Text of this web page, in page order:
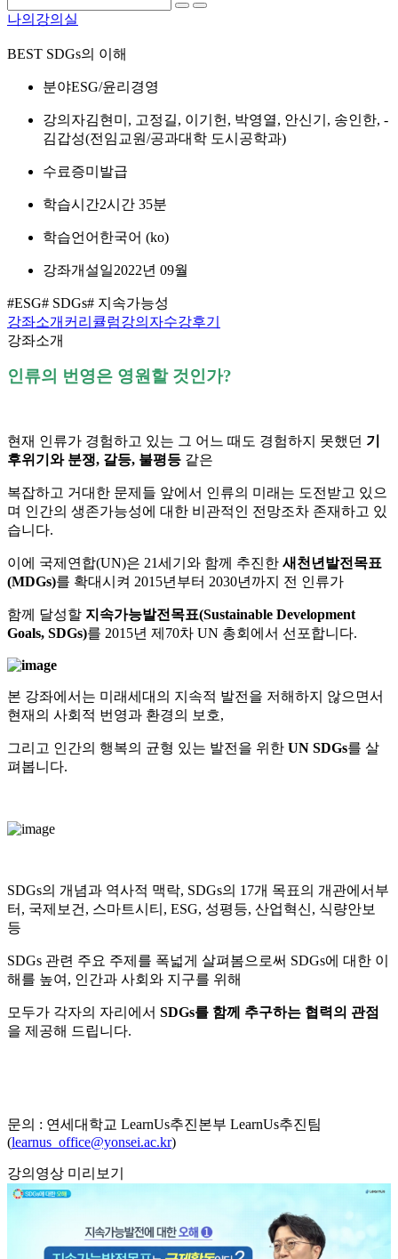
나의강의실
BEST SDGs의 이해
분야ESG/윤리경영
강의자김현미, 고정길, 이기헌, 박영열, 안신기, 송인한, ­
김갑성(전임교원/공과대학 도시공학과)
수료증미발급
학습시간2시간 35분
학습언어 한국어 ‎(ko)‎
강좌개설일2022년 09월
#ESG# SDGs# 지속가능성
강좌소개 커리큘럼강의자수강후기
강좌소개
인류의 번영은 영원할 것인가?
현재 인류가 경험하고 있는 그 어느 때도 경험하지 못했던 기
후위기와 분쟁, 갈등, 불평등 같은
복잡하고 거대한 문제들 앞에서 인류의 미래는 도전받고 있으
며 인간의 생존가능성에 대한 비관적인 전망조차 존재하고 있
습니다.
이에 국제연합(UN)은 21세기와 함께 추진한 새천년발전목표
(MDGs)를 확대시켜 2015년부터 2030년까지 전 인류가
함께 달성할 지속가능발전목표(Sustainable Development
Goals, SDGs)를 2015년 제70차 UN 총회에서 선포합니다.
본 강좌에서는 미래세대의 지속적 발전을 저해하지 않으면서
현재의 사회적 번영과 환경의 보호,
그리고 인간의 행복의 균형 있는 발전을 위한 UN SDGs를 살
펴봅니다.
SDGs의 개념과 역사적 맥락, SDGs의 17개 목표의 개관에서부
터, 국제보건, 스마트시티, ESG, 성평등, 산업혁신, 식량안보
등
SDGs 관련 주요 주제를 폭넓게 살펴봄으로써 SDGs에 대한 이
해를 높여, 인간과 사회와 지구를 위해
모두가 각자의 자리에서 SDGs를 함께 추구하는 협력의 관점
을 제공해 드립니다.
문의 : 연세대학교 LearnUs추진본부 LearnUs추진팀
(learnus_office@yonsei.ac.kr)
강의영상 미리보기